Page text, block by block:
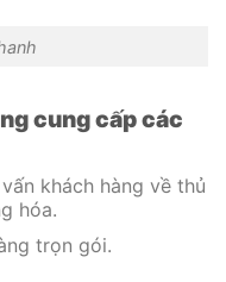
cung cấp các
khách hàng về thủ
hóa.
trọn gói.